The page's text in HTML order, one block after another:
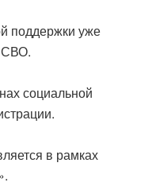
поддержки уже
СВО.
социальной
в рамках